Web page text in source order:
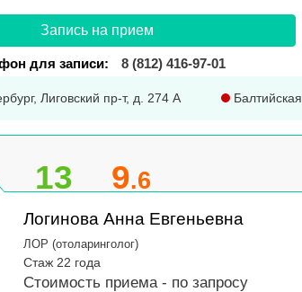
Запись на прием
для записи: 8 (812) 416-97-01
Лиговский пр-т, д. 274 А Балтийская
13 9.6
Логинова Анна Евгеньевна
ЛОР (отоларинголог)
Стаж 22 года
Стоимость приема - по запросу